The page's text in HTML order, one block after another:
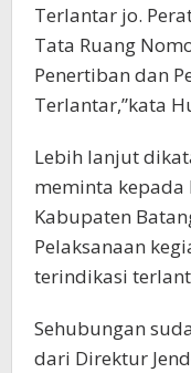
Terlantar jo.
Tata Ruang
Penertiban dan
Terlantar,”kata
Lebih lanjut
meminta kepada
Kabupaten
Pelaksanaan
terindikasi
Sehubungan
dari Direktur